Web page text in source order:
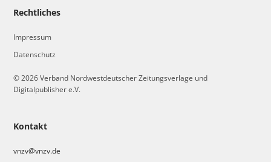
Kontakt
vnzv@vnzv.de
Rechtliches
Impressum
Datenschutz
© 2026 Verband Nordwestdeutscher Zeitungsverlage und
Digitalpublisher e.V.